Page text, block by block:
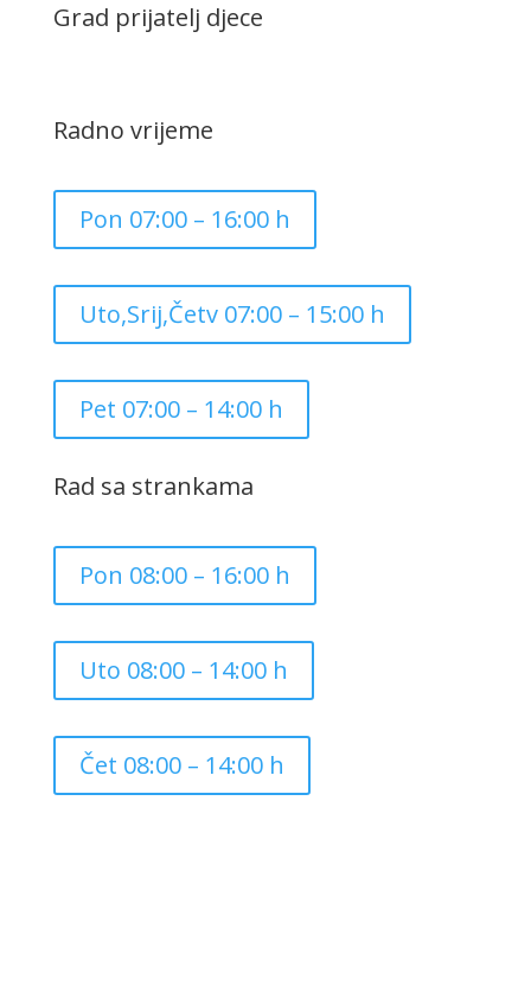
Grad prijatelj djece
Radno vrijeme
Pon 07:00 – 16:00 h
Uto,Srij,Četv 07:00 – 15:00 h
Pet 07:00 – 14:00 h
Rad sa strankama
Pon 08:00 – 16:00 h
Uto 08:00 – 14:00 h
Čet 08:00 – 14:00 h